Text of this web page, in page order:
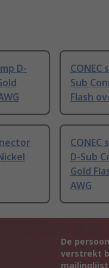
D-
CONEC
Sub
Flash
CONEC
D-Sub
Gold
AWG
De
verstrekt